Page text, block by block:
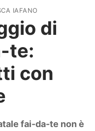
IAFANO
di
te:
con
fai-da-te non è